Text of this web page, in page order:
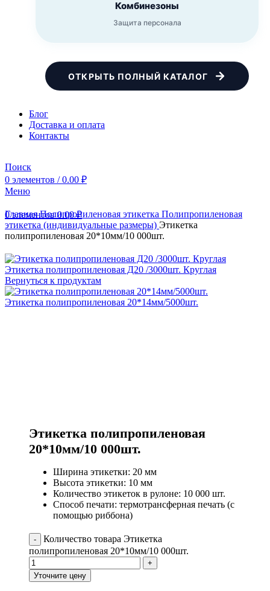
Комбинезоны
Защита персонала
ОТКРЫТЬ ПОЛНЫЙ КАТАЛОГ
Блог
Доставка и оплата
Контакты
Поиск
0 элементов / 0.00 ₽
Меню
0элементов 0.00₽
ГлавнаяПолипропиленовая этикетка Полипропиленовая
этикетка (индивидуальные размеры) Этикетка
полипропиленовая 20*10мм/10 000шт.
Этикетка полипропиленовая Д20 /3000шт. Круглая
Вернуться к продуктам
Этикетка полипропиленовая 20*14мм/5000шт.
Этикетка полипропиленовая
20*10мм/10 000шт.
Ширина этикетки: 20 мм
Высота этикетки: 10 мм
Количество этикеток в рулоне: 10 000 шт.
Способ печати: термотрансферная печать (с
помощью риббона)
Количество товара Этикетка
полипропиленовая 20*10мм/10 000шт.
Уточните цену